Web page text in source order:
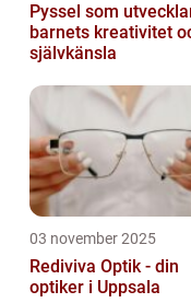
Pyssel som
barnets kreativitet
självkänsla
03 november 2025
Rediviva Optik - din
optiker i Uppsala